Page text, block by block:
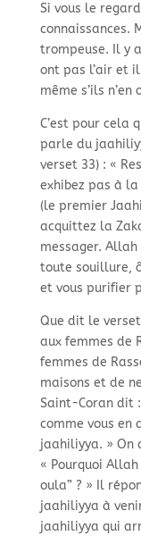
Si vous le
connaissances.
trompeuse. Il y
ont pas l’air et
même s’ils n’en
C’est pour cela
parle du
verset 33) : «
exhibez pas à
(le premier
acquittez la
messager.
toute souillure,
et vous purifier
Que dit le verset
aux femmes de
femmes de
maisons et de
Saint-Coran dit
comme vous en
jaahiliyya. » On
« Pourquoi
oula” ? » Il
jaahiliyya à
jaahiliyya qui